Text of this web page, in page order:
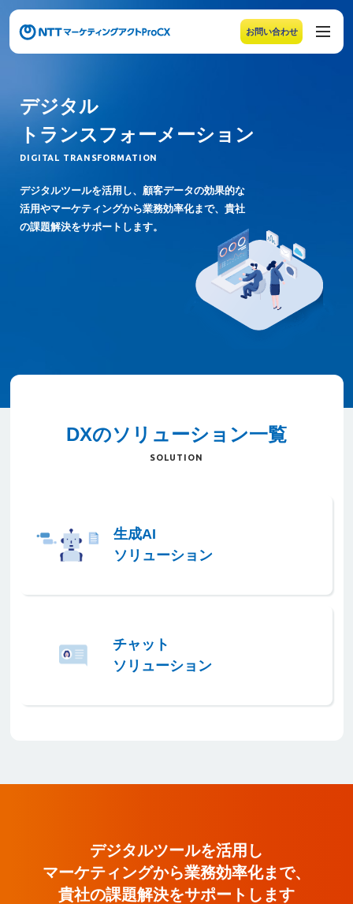
お問い合わせ
メニューの末尾です。Escape キーでメニューを閉じるこ
デジタル
トランスフォーメーション
DIGITAL TRANSFORMATION
デジタルツールを活用し、顧客データの効果的な
活用やマーケティングから業務効率化まで、貴社
の課題解決をサポートします。
DXのソリューション一覧
SOLUTION
生成AI
ソリューション
チャット
ソリューション
デジタルツールを活用しマーケティ
デジタルツールを活用し
マーケティングから業務効率化まで、
貴社の課題解決をサポートします